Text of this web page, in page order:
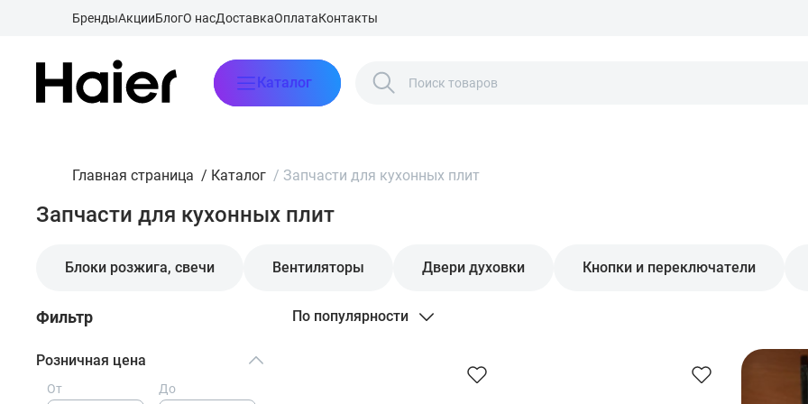
БрендыАкцииБлогО насДоставкаОплатаКонтакты
Каталог
Главная страница / Каталог / Запчасти для кухонных плит
Запчасти для кухонных плит
Блоки розжига, свечи Вентиляторы Двери духовки Кнопки и переключатели
По популярности
Фильтр
Розничная цена
От До